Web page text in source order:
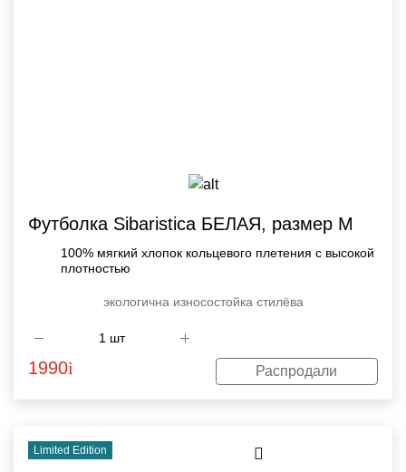
Футболка Sibaristica БЕЛАЯ, размер M
100% мягкий хлопок кольцевого плетения с высокой
плотностью
экологична износостойка стилёва
1990i Распродали
Limited Edition